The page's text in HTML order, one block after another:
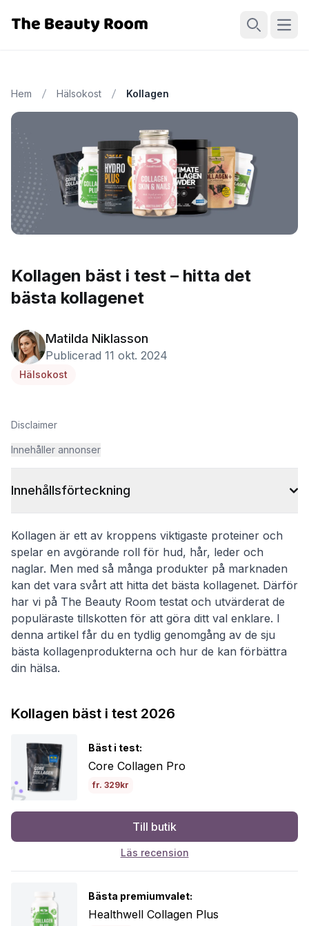
Hem Hälsokost Kollagen
Kollagen bäst i test – hitta det
bästa kollagenet
Matilda Niklasson
Publicerad 11 okt. 2024
Hälsokost
Disclaimer
Innehåller annonser
Innehållsförteckning
Kollagen är ett av kroppens viktigaste proteiner och
spelar en avgörande roll för hud, hår, leder och
naglar. Men med så många produkter på marknaden
kan det vara svårt att hitta det bästa kollagenet. Därför
har vi på The Beauty Room testat och utvärderat de
populäraste tillskotten för att göra ditt val enklare. I
denna artikel får du en tydlig genomgång av de sju
bästa kollagenprodukterna och hur de kan förbättra
din hälsa.
Kollagen bäst i test 2026
Bäst i test:
Core Collagen Pro
fr. 329kr
Till butik
Läs recension
Bästa premiumvalet:
Healthwell Collagen Plus